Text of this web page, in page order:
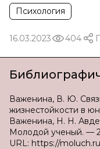
Психология
16.03.2023 404
Важенина, В. Ю.
жизнестойкости в
Важенина, Н. Н.
Молодой ученый. —
URL: https://